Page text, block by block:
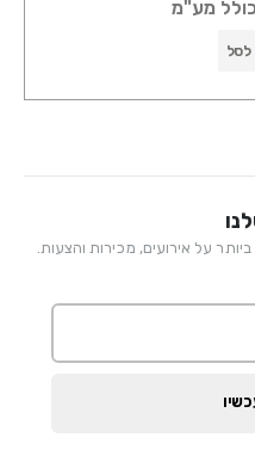
כולל מע"מ
לסל
על אירועים, מכירות והצעות.